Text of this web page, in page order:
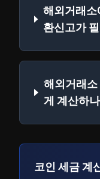
해외거래소
환신고가
해외거래
게 계산하
코인 세금 계